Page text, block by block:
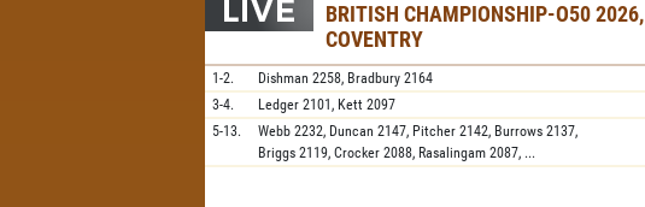
BRITISH CHAMPIONSHIP-O50 2026,
COVENTRY
1-2. Dishman 2258, Bradbury 2164
3-4.
Ledger 2101, Kett 2097
5-13.
Webb 2232, Duncan 2147, Pitcher 2142, Burrows 2137,
Briggs 2119,Crocker 2088, Rasalingam 2087, ...